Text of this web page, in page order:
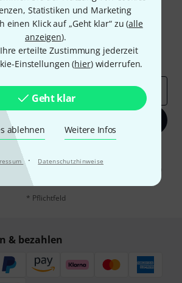
Statistiken und Marketing
einen Klick auf „Geht klar“ zu (alle
anzeigen).
erteilte Zustimmung jederzeit
Einstellungen (hier) widerrufen.
Geht klar
ablehnen Weitere Infos
· Datenschutzhinweise
Newsletter
Newsletter und gewinne mit
50 Gutscheinen
Beiträge
Deals Thomann Insights
stimmen Sie dem Erhalt von E-Mail-
des E-Mail-Nutzungsverhaltens zu. Die
möglich. Weitere Informationen finden Sie in
Datenschutzhinweisen
* Pflichtfeld
& bezahlen